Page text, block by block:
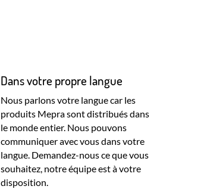
Dans votre propre langue
Nous parlons votre langue car les
produits Mepra sont distribués dans
le monde entier. Nous pouvons
communiquer avec vous dans votre
langue. Demandez-nous ce que vous
souhaitez, notre équipe est à votre
disposition.